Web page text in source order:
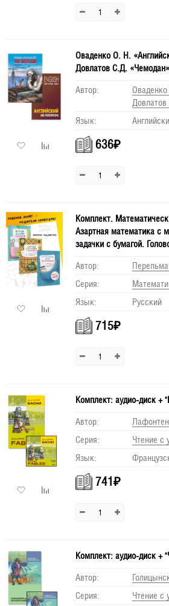
Оваденко О. Н.
Довлатов С.Д. «Чемодан»
Автор:
Довлатов
Язык:
636₽
Комплект.
Азартная математика с
задачки с бумагой.
Автор:
Серия:
Язык:
Русский
715₽
Комплект: аудио-диск
Автор:
Серия:
Чтение с
Язык:
741₽
Комплект: аудио-диск +
Автор:
Серия:
Чтение с